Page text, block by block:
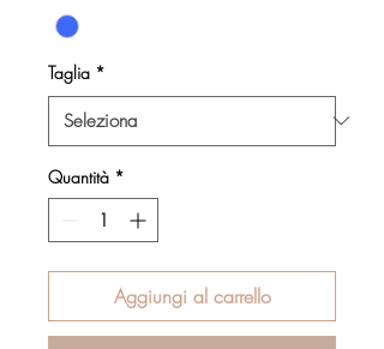
Taglia *
Quantità *
Aggiungi al carrello